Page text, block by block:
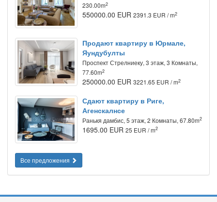
230.00m2
550000.00 EUR 2391.3 EUR / m2
Продают квартиру в Юрмале,
Яундубулты
Проспект Стрелниеку, 3 этаж, 3 Комнаты,
77.60m2
250000.00 EUR 3221.65 EUR / m2
Сдают квартиру в Риге,
Агенскалнсе
Ранькя дамбис, 5 этаж, 2 Комнаты, 67.80m2
1695.00 EUR 25 EUR / m2
Все предложения